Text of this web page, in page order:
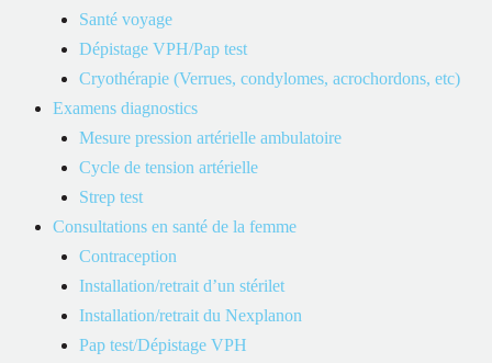
Santé voyage
Dépistage VPH/Pap test
Cryothérapie (Verrues, condylomes, acrochordons, etc)
Examens diagnostics
Mesure pression artérielle ambulatoire
Cycle de tension artérielle
Strep test
Consultations en santé de la femme
Contraception
Installation/retrait d’un stérilet
Installation/retrait du Nexplanon
Pap test/Dépistage VPH
avec une infirmière praticienne. Les couvertures peuvent
varier en fonction des polices d’assurance spécifiques et du
type de couverture (assurance individuelle, familiale,
collective, etc.). Il est essentiel de vérifier les détails de votre
police d’assurance, car les couvertures peuvent différer
d’une compagnie à l’autre.
Crédits d’impôt